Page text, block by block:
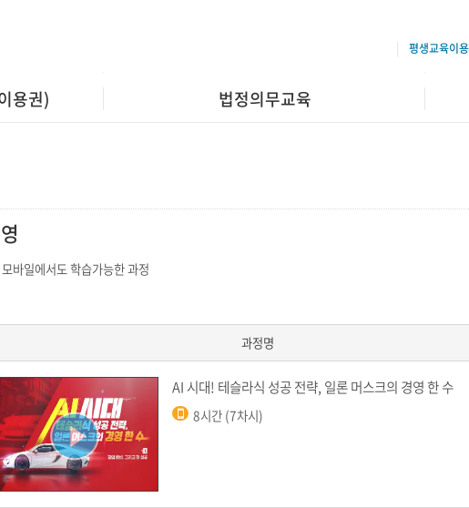
평생교육이
용권) 법정의무교육
모바일에서도 학습가능한 과정
과정명
AI 시대! 테슬라식 성공 전략, 일론 머스크의 경영 한 수
8시간 (7차시)